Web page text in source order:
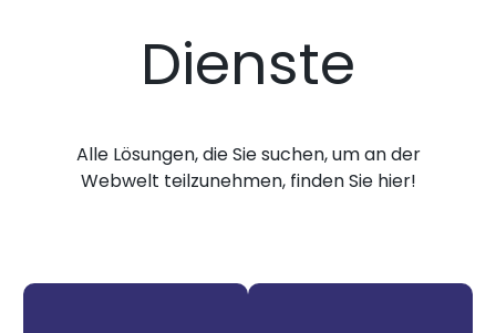
Dienste
Alle Lösungen, die Sie suchen, um an der
Webwelt teilzunehmen, finden Sie hier!